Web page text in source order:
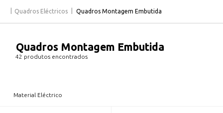
Quadros Eléctricos Quadros Montagem Embutida
Quadros Montagem Embutida
42 produtos encontrados
Material Eléctrico